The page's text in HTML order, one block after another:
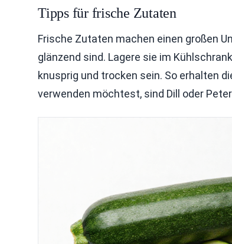
Tipps für frische Zutaten
Frische Zutaten machen einen großen
glänzend sind. Lagere sie im
knusprig und trocken sein. So erhalten
verwenden möchtest, sind Dill oder